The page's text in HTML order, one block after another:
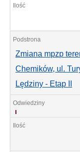
Zmiana mpzp
Chemików, ul.
Lędziny - Etap II
28